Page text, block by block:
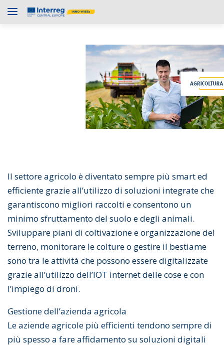
Il settore agricolo è diventato sempre più smart ed
efficiente grazie all’utilizzo di soluzioni integrate che
garantiscono migliori raccolti e consentono un
minimo sfruttamento del suolo e degli animali.
Sviluppare piani di coltivazione e organizzazione del
terreno, monitorare le colture o gestire il bestiame
sono tra le attività che possono essere digitalizzate
grazie all’utilizzo dell’IOT internet delle cose e con
l’impiego di droni.
Gestione dell’azienda agricola
Le aziende agricole più efficienti tendono sempre di
più spesso a fare affidamento su soluzioni digitali